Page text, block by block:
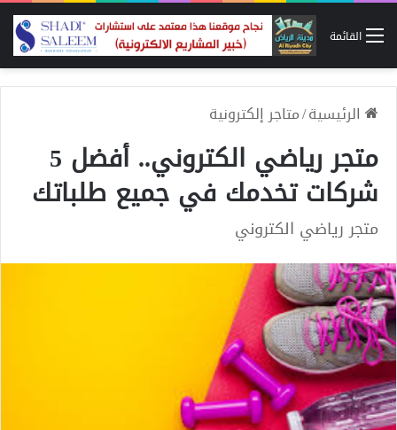
القائمة
الرئيسية/متاجر إلكترونية
متجر رياضي الكتروني.. أفضل 5
شركات تخدمك في جميع طلباتك
متجر رياضي الكتروني